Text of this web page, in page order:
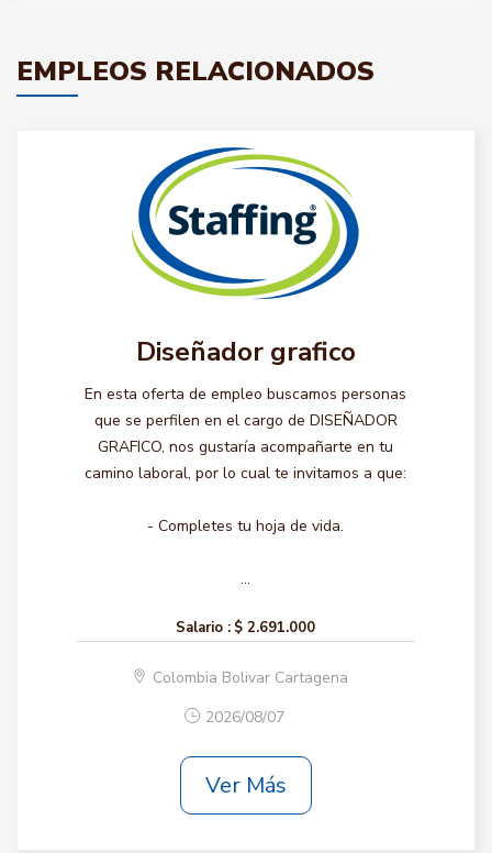
EMPLEOS RELACIONADOS
Diseñador grafico
En esta oferta de empleo buscamos personas
que se perfilen en el cargo de DISEÑADOR
GRAFICO, nos gustaría acompañarte en tu
camino laboral, por lo cual te invitamos a que:
- Completes tu hoja de vida.
...
Salario : $ 2.691.000
Colombia Bolivar Cartagena
2026/08/07
Ver Más